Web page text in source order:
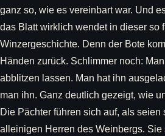
ganz so, wie es vereinbart war. Und
das Blatt wirklich wendet in dieser so
Winzergeschichte. Denn der Bote
Händen zurück. Schlimmer noch:
abblitzen lassen. Man hat ihn
man ihn. Ganz deutlich gezeigt, wie
Die Pächter führen sich auf, als seien
alleinigen Herren des Weinbergs. Sie